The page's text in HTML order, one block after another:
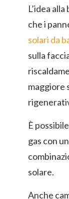
L’idea
che i
solari da
sulla
maggiore
È
gas con
solare.
Anche